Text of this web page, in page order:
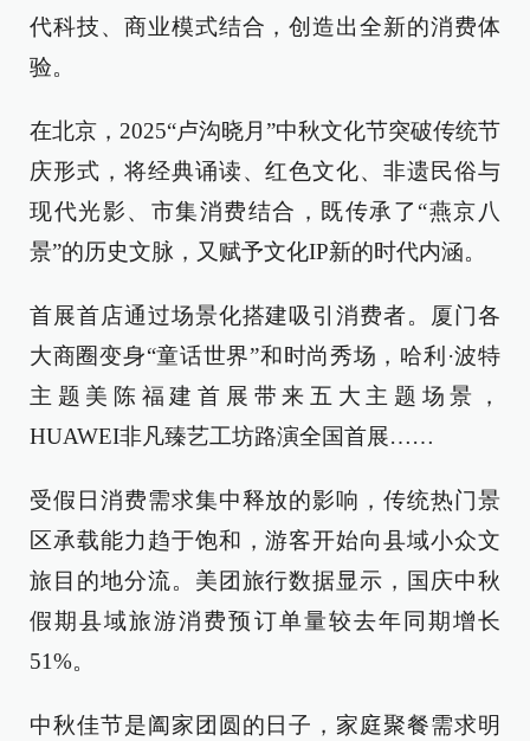
代科技、商业模式结合，创造出全新的消费体
验。
在北京，2025“卢沟晓月”中秋文化节突破传统节
庆形式，将经典诵读、红色文化、非遗民俗与
现代光影、市集消费结合，既传承了“燕京八
景”的历史文脉，又赋予文化IP新的时代内涵。
首展首店通过场景化搭建吸引消费者。厦门各
大商圈变身“童话世界”和时尚秀场，哈利·波特
主题美陈福建首展带来五大主题场景，
HUAWEI非凡臻艺工坊路演全国首展……
受假日消费需求集中释放的影响，传统热门景
区承载能力趋于饱和，游客开始向县域小众文
旅目的地分流。美团旅行数据显示，国庆中秋
假期县域旅游消费预订单量较去年同期增长
51%。
中秋佳节是阖家团圆的日子，家庭聚餐需求明